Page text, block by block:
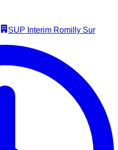
SUP Interim Romilly Sur